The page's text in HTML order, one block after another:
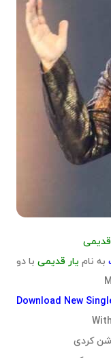
قدیمی
به نام یار قدیمی با دو
Download New
کردی